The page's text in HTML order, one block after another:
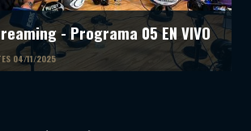
- Programa 05 EN VIVO
04/11/2025